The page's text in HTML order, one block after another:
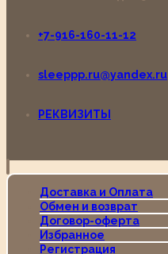
+7-916-160-11-12
sleeppp.ru@yandex.ru
РЕКВИЗИТЫ
Доставка и Оплата
Обмен и возврат
Договор-оферта
Избранное
Регистрация